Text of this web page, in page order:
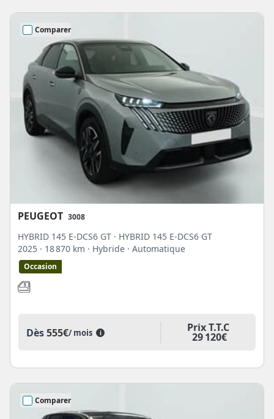
Comparer
PEUGEOT 3008
HYBRID 145 E-DCS6 GT · HYBRID 145 E-DCS6 GT
2025 · 18 870 km · Hybride · Automatique
Occasion
Dès555€/ mois i Prix T.T.C
29 120€
Comparer